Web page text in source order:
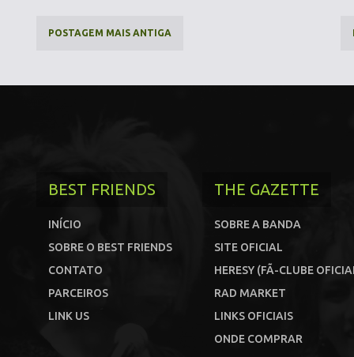
POSTAGEM MAIS ANTIGA
BEST FRIENDS
INÍCIO
SOBRE O BEST FRIENDS
CONTATO
PARCEIROS
LINK US
THE GAZETTE
SOBRE A BANDA
SITE OFICIAL
HERESY (FÃ-CLUBE
RAD MARKET
LINKS OFICIAIS
ONDE COMPRAR